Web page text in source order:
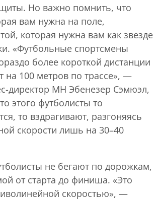
Но важно помнить, что
вам нужна на поле,
которая нужна вам как звезде
«Футбольные спортсмены
более короткой дистанции
на 100 метров по трассе», —
директор MH Эбенезер Сэмюэл,
этого футболисты то
то вздрагивают, разгоняясь
скорости лишь на 30–40
не бегают по дорожкам,
от старта до финиша. «Это
скоростью», —